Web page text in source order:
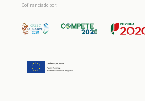
Cofinanciado por: